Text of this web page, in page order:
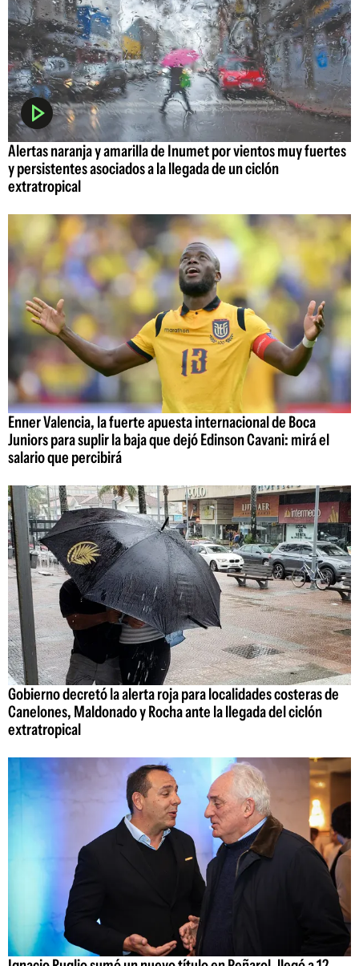
Alertas naranja y amarilla de Inumet por vientos muy fuertes
y persistentes asociados a la llegada de un ciclón
extratropical
Enner Valencia, la fuerte apuesta internacional de Boca
Juniors para suplir la baja que dejó Edinson Cavani: mirá el
salario que percibirá
Gobierno decretó la alerta roja para localidades costeras de
Canelones, Maldonado y Rocha ante la llegada del ciclón
extratropical